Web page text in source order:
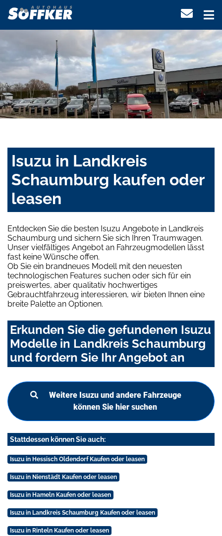
Isuzu in Landkreis
Schaumburg kaufen oder
leasen
Entdecken Sie die besten Isuzu Angebote in Landkreis
Schaumburg und sichern Sie sich Ihren Traumwagen.
Unser vielfältiges Angebot an Fahrzeugmodellen lässt
fast keine Wünsche offen.
Ob Sie ein brandneues Modell mit den neuesten
technologischen Features suchen oder sich für ein
preiswertes, aber qualitativ hochwertiges
Gebrauchtfahrzeug interessieren, wir bieten Ihnen eine
breite Palette an Optionen.
Erkunden Sie die gefundenen Isuzu
Modelle in Landkreis Schaumburg
und fordern Sie Ihr Angebot an
Weitere Isuzu und andere Fahrzeuge
können Sie hier suchen
Stattdessen können Sie auch:
Isuzu in Hessisch Oldendorf Kaufen oder leasen
Isuzu in Nienstädt Kaufen oder leasen
Isuzu in Hameln Kaufen oder leasen
Isuzu in Landkreis Schaumburg Kaufen oder leasen
Isuzu in Rinteln Kaufen oder leasen